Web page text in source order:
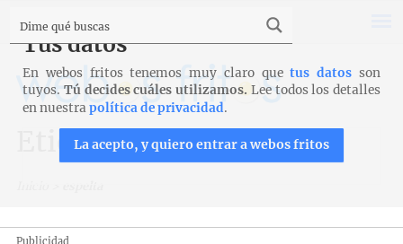
Etiqueta: espelta
Publicidad
Tus datos
En webos fritos tenemos muy claro quetus datos son
tuyos. Tú decides cuáles utilizamos. Lee todos los detalles
en nuestrapolítica de privacidad.
La acepto, y quiero entrar a webos fritos